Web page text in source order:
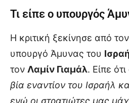
Τι είπε ο υπουργός
Η κριτική ξεκίνησε από
υπουργό Άμυνας του
τον Λαμίν Γιαμάλ. Είπε
βία εναντίον του Ισραήλ